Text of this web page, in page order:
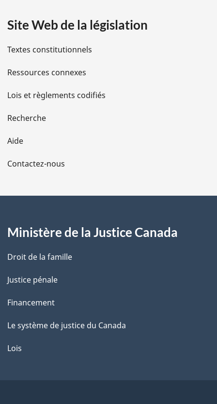
i
l
s
d
e
l
a
e
Site Web de la législation
Textes constitutionnels
Ressources connexes
Lois et règlements codifiés
Recherche
Aide
Contactez-nous
Ministère de la Justice Canada
Droit de la famille
Justice pénale
Financement
Le système de justice du Canada
Lois